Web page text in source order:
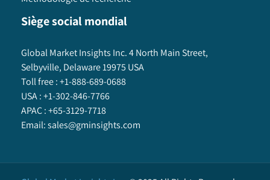
Siège social mondial
Global Market Insights Inc. 4 North Main Street,
Selbyville, Delaware 19975 USA
Toll free :+1-888-689-0688
USA :+1-302-846-7766
APAC :+65-3129-7718
Email:sales@gminsights.com